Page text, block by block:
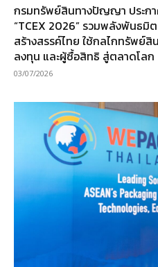
กรมทรัพย์สินทางปัญญา ประกา
“TCEX 2026” รวมพลังพันธมิ
สร้างสรรค์ไทย ใช้กลไกทรัพย์
ลงทุน และผู้ซื้อสิทธิ สู่ตลาดโลก
03/07/2026